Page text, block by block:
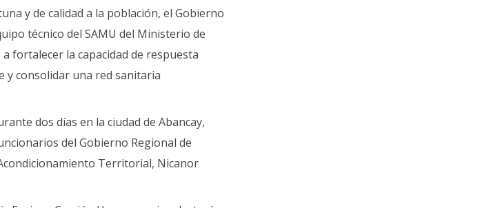
y de calidad a la población, el Gobierno
técnico del SAMU del Ministerio de
fortalecer la capacidad de respuesta
y consolidar una red sanitaria
dos días en la ciudad de Abancay,
del Gobierno Regional de
Territorial, Nicanor